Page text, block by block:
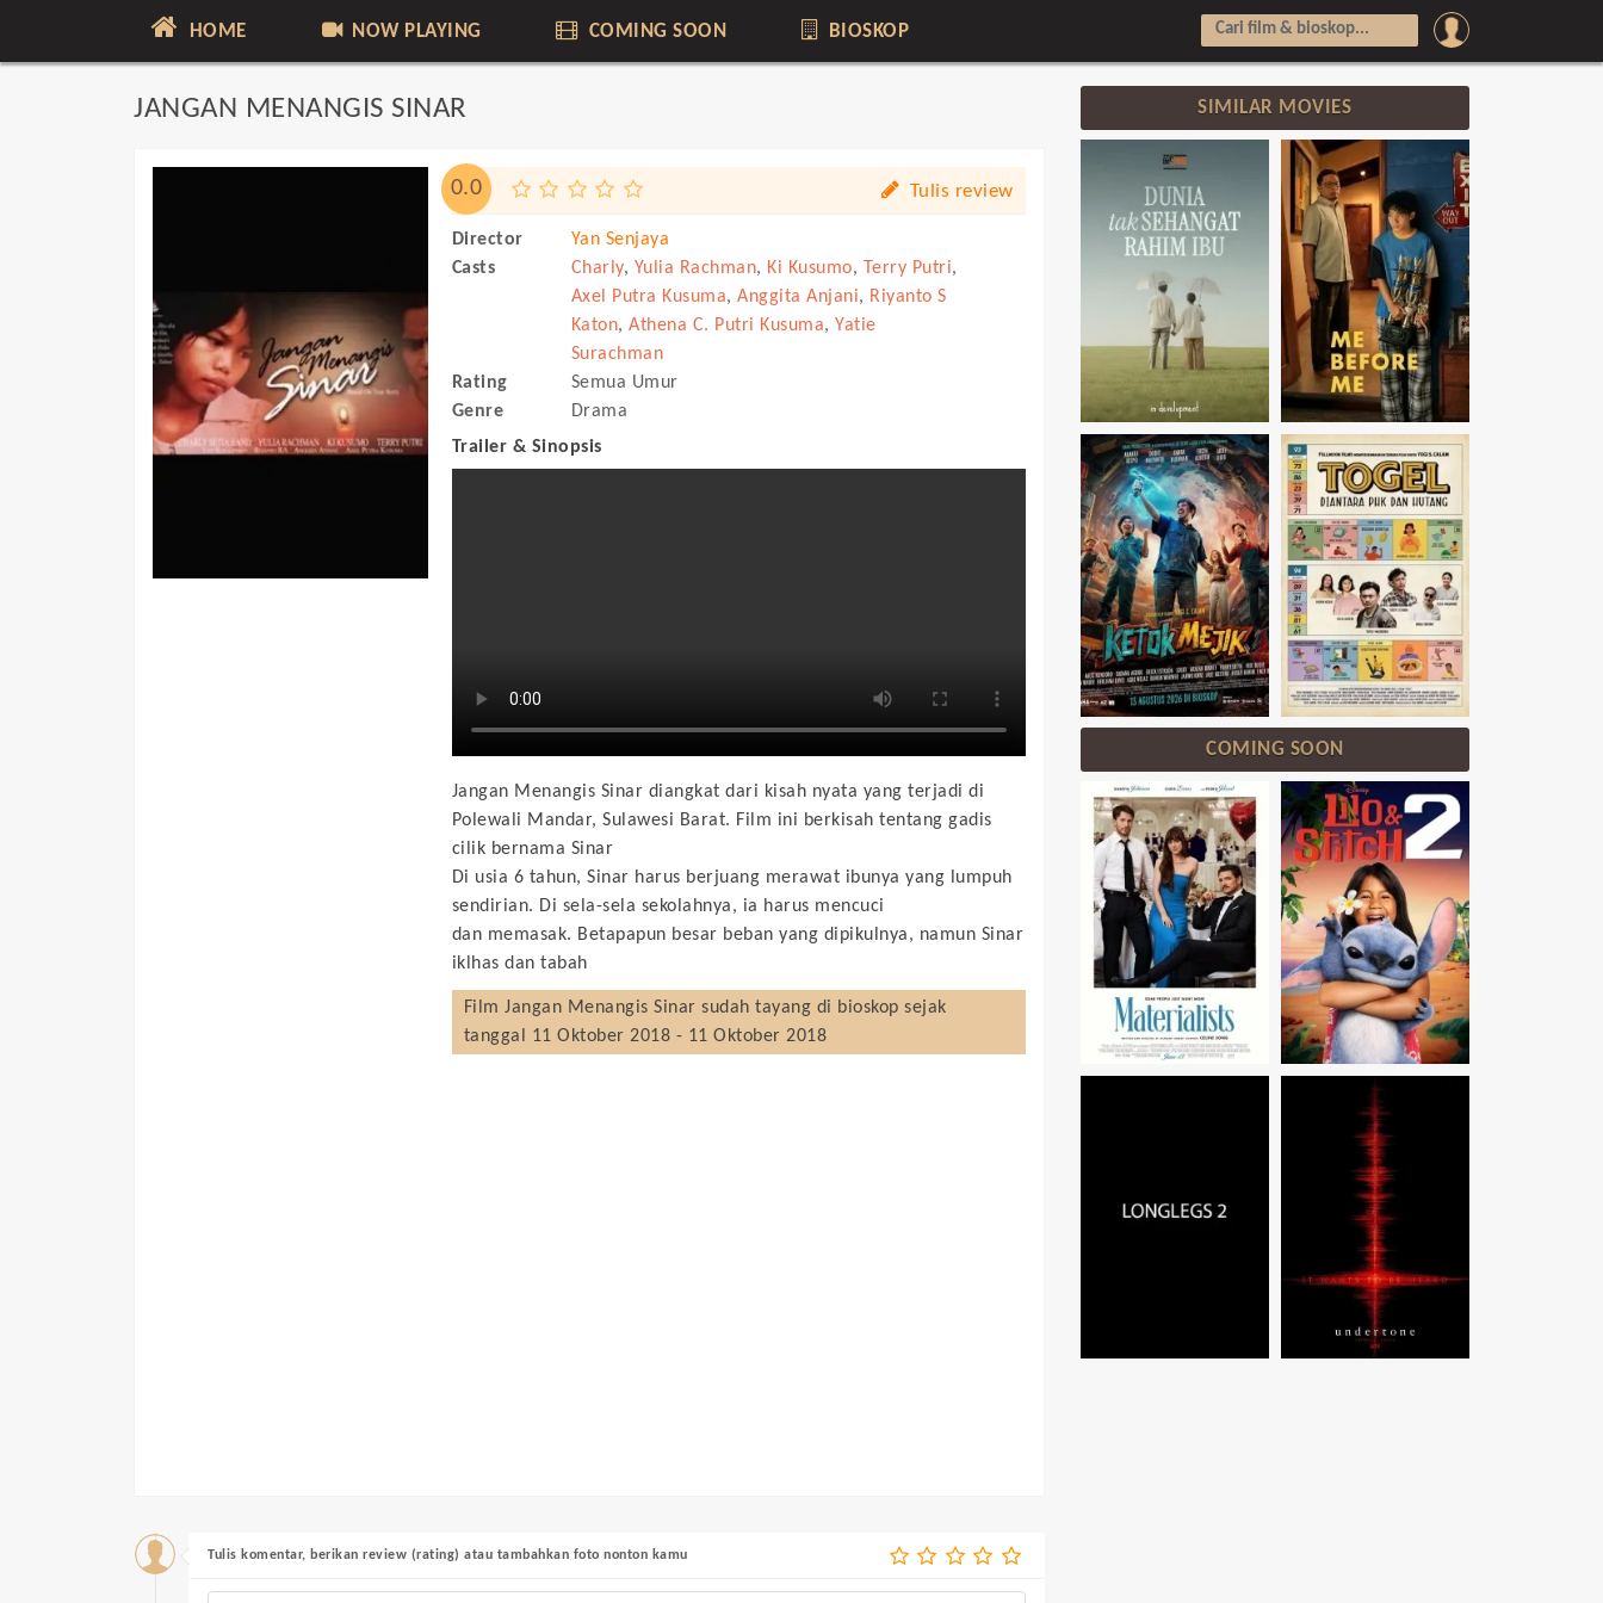
HOME NOW PLAYING COMING SOON BIOSKOP
JANGAN MENANGIS SINAR
0.0 Tulis review
Director
Yan Senjaya
Casts
Charly, Yulia Rachman, Ki Kusumo, Terry Putri,
Axel Putra Kusuma, Anggita Anjani, Riyanto S
Katon, Athena C. Putri Kusuma, Yatie
Surachman
Rating
Semua Umur
Genre
Drama
Trailer & Sinopsis
Jangan Menangis Sinar diangkat dari kisah nyata yang terjadi di
Polewali Mandar, Sulawesi Barat. Film ini berkisah tentang gadis
cilik bernama Sinar
Di usia 6 tahun, Sinar harus berjuang merawat ibunya yang lumpuh
sendirian. Di sela-sela sekolahnya, ia harus mencuci
dan memasak. Betapapun besar beban yang dipikulnya, namun Sinar
iklhas dan tabah
Film Jangan Menangis Sinar sudah tayang di bioskop sejak
tanggal 11 Oktober 2018 - 11 Oktober 2018
Tulis komentar, berikan review (rating) atau tambahkan foto nonton kamu
SIMILAR MOVIES
COMING SOON